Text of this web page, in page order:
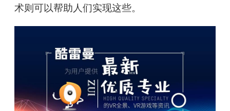
术则可以帮助人们实现这些。